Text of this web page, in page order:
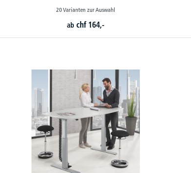
20 Varianten zur Auswahl
ab chf 164,-